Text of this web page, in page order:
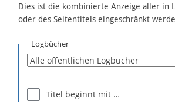
Dies ist die kombinierte Anzeige aller in
oder des Seitentitels eingeschränkt
Logbücher
Titel beginnt mit …